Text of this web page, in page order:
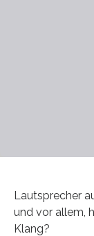
Lautsprecher
und vor allem,
Klang?